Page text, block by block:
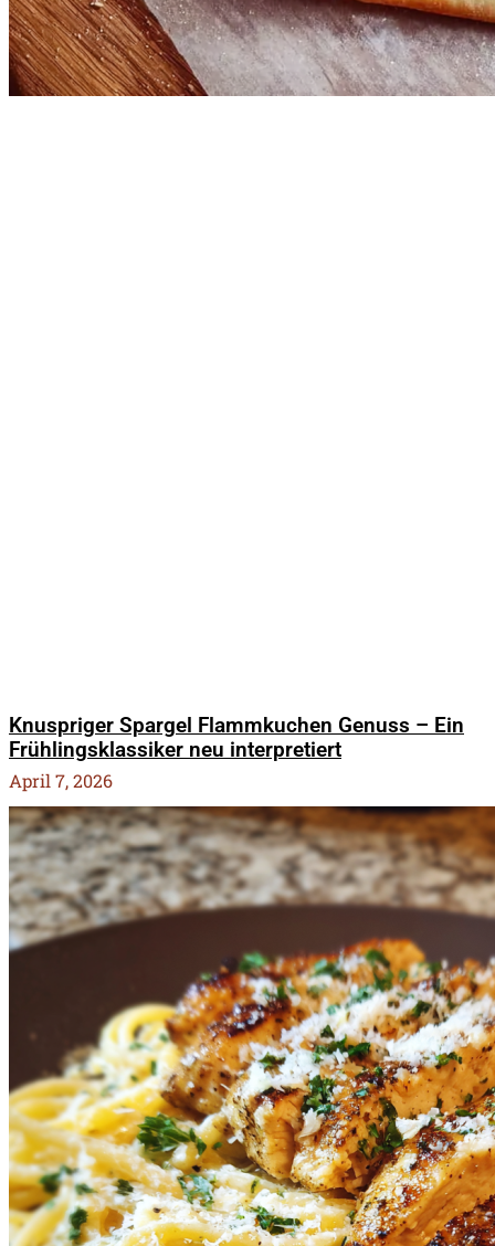
Knuspriger Spargel Flammkuchen Genuss – Ein
Frühlingsklassiker neu interpretiert
April 7, 2026